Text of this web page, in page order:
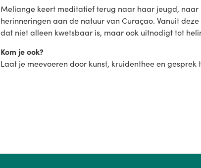
Meliange keert meditatief terug naar haar jeugd,
herinneringen aan de natuur van Curaçao. Vanuit
dat niet alleen kwetsbaar is, maar ook uitnodigt tot
Kom je ook?
Laat je meevoeren door kunst, kruidenthee en